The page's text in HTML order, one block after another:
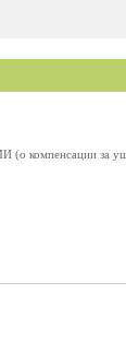
(о компенсации